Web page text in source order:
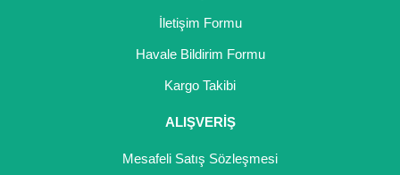
İletişim Formu
Havale Bildirim Formu
Kargo Takibi
ALIŞVERİŞ
Mesafeli Satış Sözleşmesi